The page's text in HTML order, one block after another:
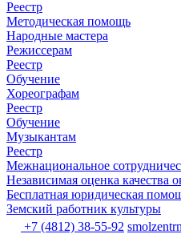
Реестр
Методическая помощь
Народные мастера
Режиссерам
Реестр
Обучение
Хореографам
Реестр
Обучение
Музыкантам
Реестр
Межнациональное
Независимая оценка качества
Бесплатная юридическая
Земский работник культуры
+7 (4812) 38-55-92